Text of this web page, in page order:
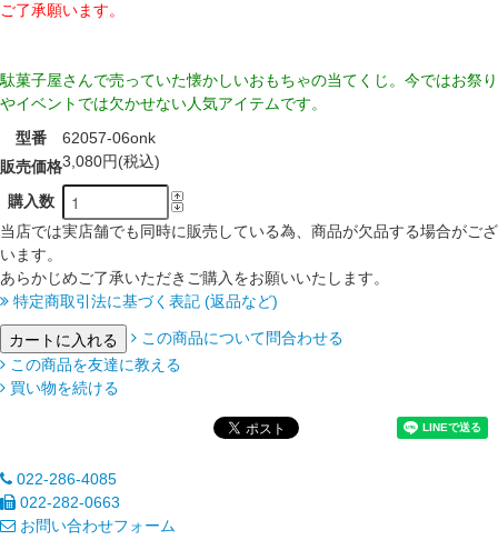
ご了承願います。
駄菓子屋さんで売っていた懐かしいおもちゃの当てくじ。今ではお祭り
やイベントでは欠かせない人気アイテムです。
型番
62057-06onk
販売価格3,080円(税込)
購入数
当店では実店舗でも同時に販売している為、商品が欠品する場合がござ
います。
あらかじめご了承いただきご購入をお願いいたします。
特定商取引法に基づく表記 (返品など)
この商品について問合わせる
この商品を友達に教える
買い物を続ける
022-286-4085
022-282-0663
お問い合わせフォーム